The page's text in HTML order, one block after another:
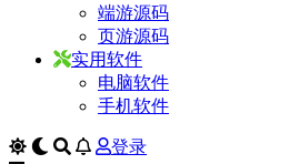
端游源码
页游源码
实用软件
电脑软件
手机软件
登录